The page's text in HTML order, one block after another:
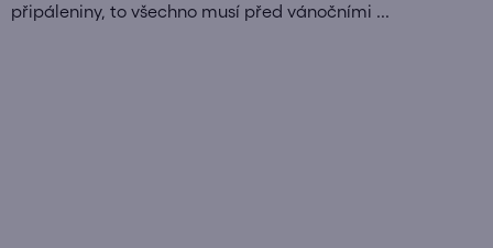
připáleniny, to všechno musí před vánočními ...